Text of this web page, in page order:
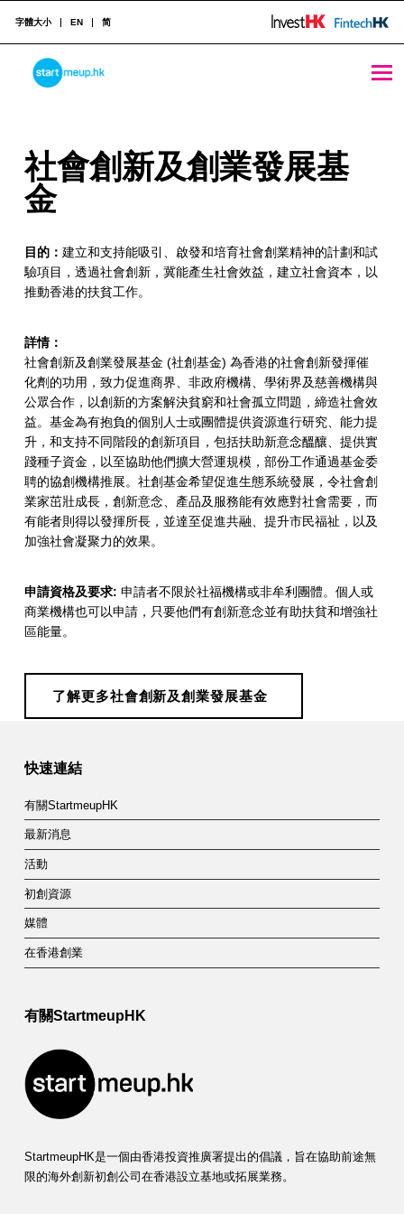
社會創新及創業發展基金 - StartmeupHK
STARTMEUPHK
STARTMEUPHK FESTIVAL IS THE LEADING STARTUP AND INNOVATION CONFERENCE EVENT IN HONG KONG
字體大小 EN 简
社
會
新
及
創
業
發
展
基
金
社會創新及創業發展基
金
目的： 建立和支持能吸引、啟發和培育社會創業精神的計劃和試
驗項目，透過社會創新，冀能產生社會效益，建立社會資本，以
推動香港的扶貧工作。
詳情：
社會創新及創業發展基金 (社創基金) 為香港的社會創新發揮催
化劑的功用，致力促進商界、非政府機構、學術界及慈善機構與
公眾合作，以創新的方案解決貧窮和社會孤立問題，締造社會效
益。基金為有抱負的個別人士或團體提供資源進行研究、能力提
升，和支持不同階段的創新項目，包括扶助新意念醞釀、提供實
踐種子資金，以至協助他們擴大營運規模，部份工作通過基金委
聘的協創機構推展。社創基金希望促進生態系統發展，令社會創
業家茁壯成長，創新意念、產品及服務能有效應對社會需要，而
有能者則得以發揮所長，並達至促進共融、提升市民福祉，以及
加強社會凝聚力的效果。
申請資格及要求: 申請者不限於社福機構或非牟利團體。個人或
商業機構也可以申請，只要他們有創新意念並有助扶貧和增強社
區能量。
了解更多社會創新及創業發展基金
Skip back to main navigation
快速連結
有關StartmeupHK
最新消息
活動
初創資源
媒體
在香港創業
有關StartmeupHK
StartmeupHK是一個由香港投資推廣署提出的倡議，旨在協助前途無
限的海外創新初創公司在香港設立基地或拓展業務。